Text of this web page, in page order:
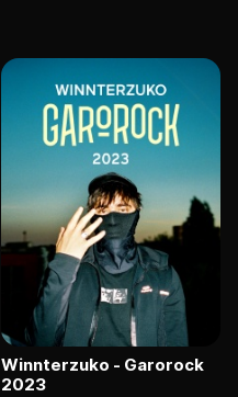
Winnterzuko - Garorock
2023